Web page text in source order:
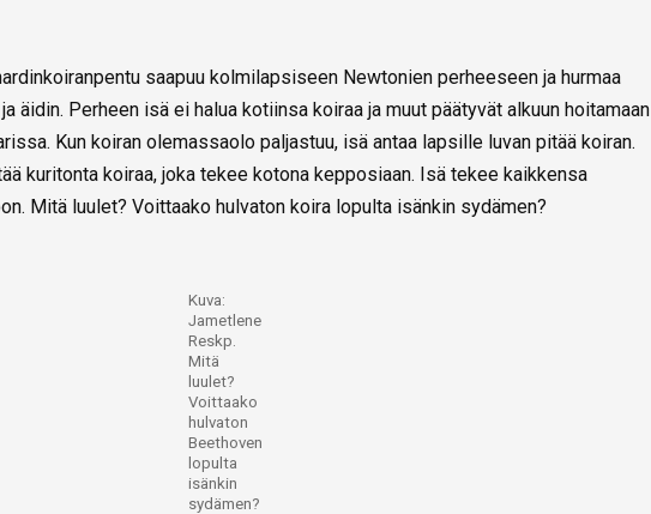
saapuu kolmilapsiseen Newtonien perheeseen ja hurmaa
äidin. Perheen isä ei halua kotiinsa koiraa ja muut päätyvät alkuun hoitamaan
Kun koiran olemassaolo paljastuu, isä antaa lapsille luvan pitää koiran.
kuritonta koiraa, joka tekee kotona kepposiaan. Isä tekee kaikkensa
Mitä luulet? Voittaako hulvaton koira lopulta isänkin sydämen?
Kuva:
Jametlene
Reskp.
Mitä
luulet?
Voittaako
hulvaton
Beethoven
lopulta
isänkin
sydämen?